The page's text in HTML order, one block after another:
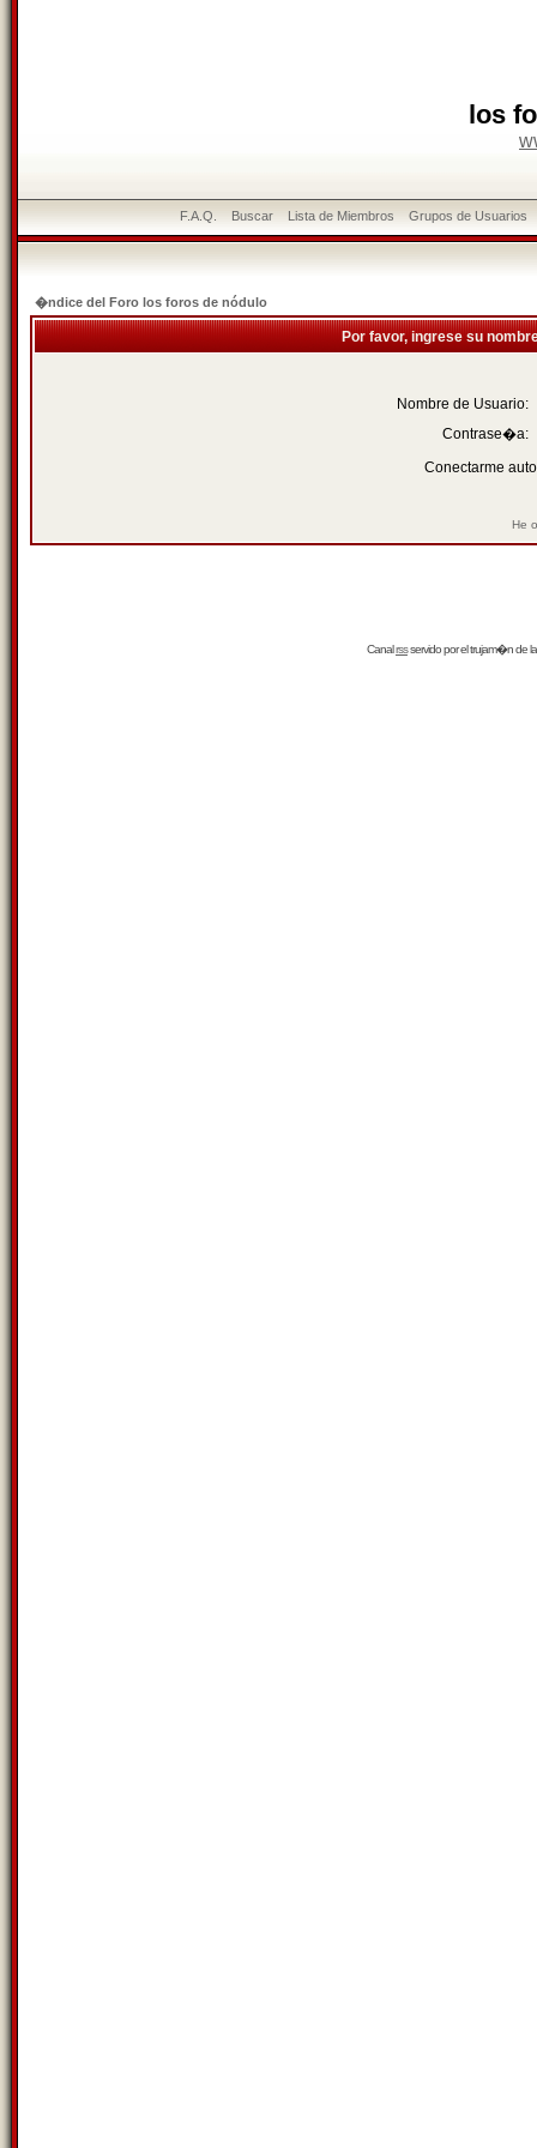
los
F.A.Q. Buscar Lista de Miembros Grupos de Usuarios
�ndice del Foro los foros de nódulo
Por favor, ingrese su
Nombre de Usuario:
Contrase�a:
Conectarme
He
Canalrssservido por eltrujam�nde